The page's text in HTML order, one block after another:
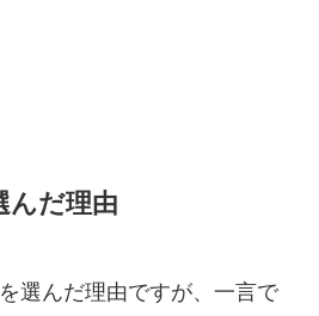
んだ理由
選んだ理由ですが、一言で